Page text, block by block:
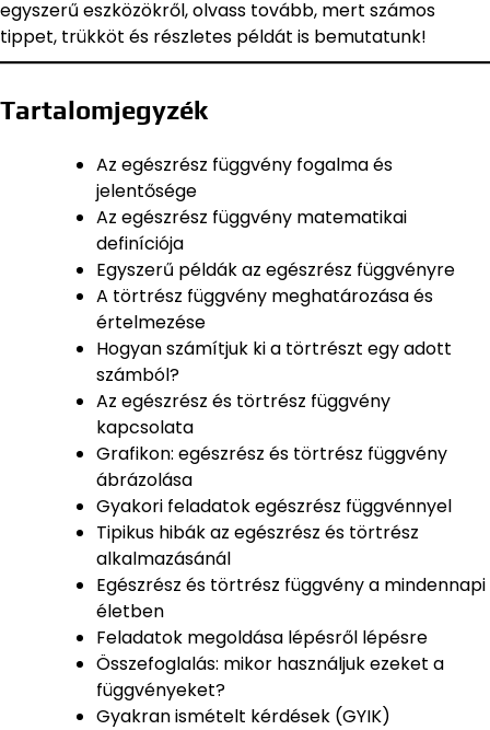
egyszerű eszközökről, olvass tovább, mert számos
tippet, trükköt és részletes példát is bemutatunk!
Tartalomjegyzék
Az egészrész függvény fogalma és
jelentősége
Az egészrész függvény matematikai
definíciója
Egyszerű példák az egészrész függvényre
A törtrész függvény meghatározása és
értelmezése
Hogyan számítjuk ki a törtrészt egy adott
számból?
Az egészrész és törtrész függvény
kapcsolata
Grafikon: egészrész és törtrész függvény
ábrázolása
Gyakori feladatok egészrész függvénnyel
Tipikus hibák az egészrész és törtrész
alkalmazásánál
Egészrész és törtrész függvény a mindennapi
életben
Feladatok megoldása lépésről lépésre
Összefoglalás: mikor használjuk ezeket a
függvényeket?
Gyakran ismételt kérdések (GYIK)